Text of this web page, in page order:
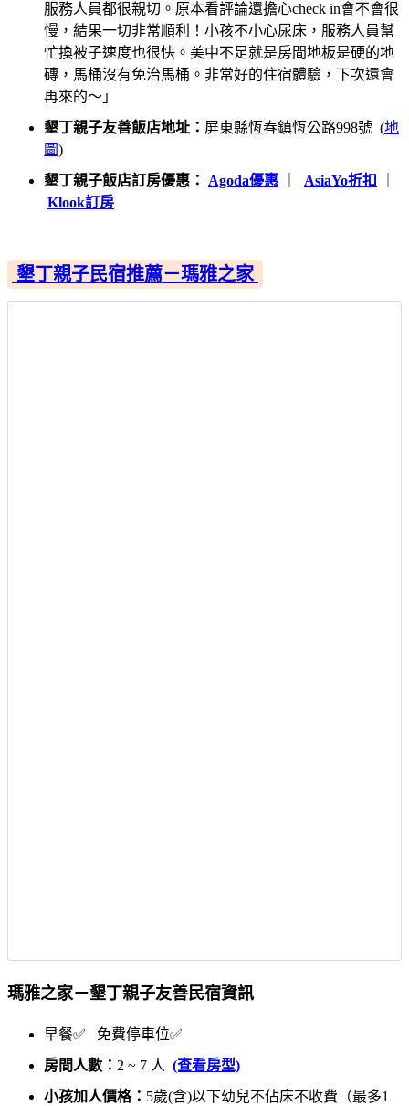
服務人員都很親切。原本看評論還擔心check in會不會很
慢，結果一切非常順利！小孩不小心尿床，服務人員幫
忙換被子速度也很快。美中不足就是房間地板是硬的地
磚，馬桶沒有免治馬桶。非常好的住宿體驗，下次還會
再來的～」
墾丁親子友善飯店地址： 屏東縣恆春鎮恆公路998號 (地
圖)
墾丁親子飯店訂房優惠：
Agoda優惠 AsiaYo折扣
Klook訂房
墾丁親子民宿推薦－瑪雅之家
瑪雅之家－墾丁親子友善民宿資訊
早餐✅ 免費停車位✅
房間人數： 2 ~ 7 人 (查看房型)
小孩加人價格： 5歲(含)以下幼兒不佔床不收費（最多1